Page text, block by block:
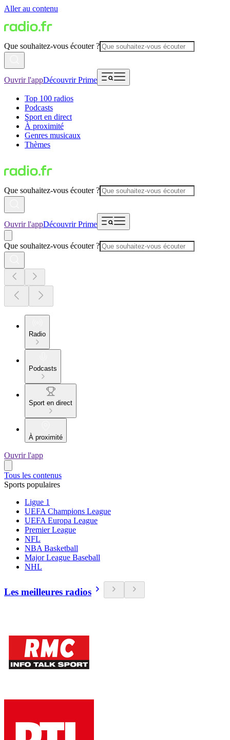
Aller au contenu
Que souhaitez-vous écouter ?
Ouvrir l'appDécouvrir Prime
Top 100 radios
Podcasts
Sport en direct
À proximité
Genres musicaux
Thèmes
Que souhaitez-vous écouter ?
Ouvrir l'appDécouvrir Prime
Que souhaitez-vous écouter ?
Radio
Podcasts
Sport en direct
À proximité
Ouvrir l'app
Tous les contenus
Sports populaires
Ligue 1
UEFA Champions League
UEFA Europa League
Premier League
NFL
NBA Basketball
Major League Baseball
NHL
Les meilleures radios